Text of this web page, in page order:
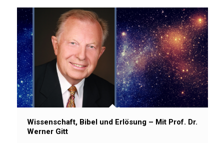
Wissenschaft, Bibel und Erlösung – Mit Prof. Dr.
Werner Gitt